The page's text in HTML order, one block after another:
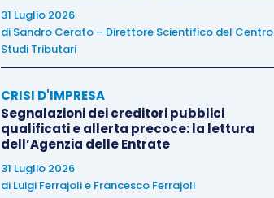
31 Luglio 2026
di Sandro Cerato – Direttore Scientifico del Centro
Studi Tributari
CRISI D'IMPRESA
Segnalazioni dei creditori pubblici
qualificati e allerta precoce: la lettura
dell’Agenzia delle Entrate
31 Luglio 2026
di Luigi Ferrajolie Francesco Ferrajoli